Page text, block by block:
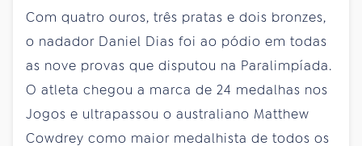
Com quatro ouros, três pratas e dois bronzes,
o nadador Daniel Dias foi ao pódio em todas
as nove provas que disputou na Paralimpíada.
O atleta chegou a marca de 24 medalhas nos
Jogos e ultrapassou o australiano Matthew
Cowdrey como maior medalhista de todos os